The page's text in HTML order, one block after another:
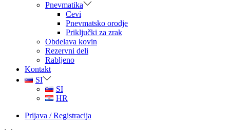
Pnevmatika
Cevi
Pnevmatsko orodje
Priključki za zrak
Obdelava kovin
Rezervni deli
Rabljeno
Kontakt
SI
SI
HR
Prijava / Registracija